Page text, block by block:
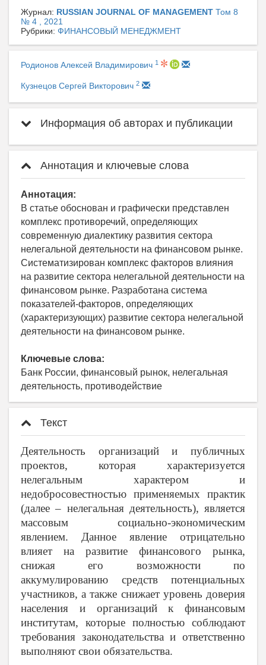
Журнал: RUSSIAN JOURNAL OF MANAGEMENT Том 8
№ 4 , 2021
Рубрики: ФИНАНСОВЫЙ МЕНЕДЖМЕНТ
Родионов Алексей Владимирович 1
Кузнецов Сергей Викторович 2
Информация об авторах и публикации
Аннотация и ключевые слова
Аннотация:
В статье обоснован и графически представлен
комплекс противоречий, определяющих
современную диалектику развития сектора
нелегальной деятельности на финансовом рынке.
Систематизирован комплекс факторов влияния
на развитие сектора нелегальной деятельности на
финансовом рынке. Разработана система
показателей-факторов, определяющих
(характеризующих) развитие сектора нелегальной
деятельности на финансовом рынке.
Ключевые слова:
Банк России, финансовый рынок, нелегальная
деятельность, противодействие
Текст
Деятельность организаций и публичных
проектов, которая характеризуется
нелегальным характером и
недобросовестностью применяемых практик
(далее – нелегальная деятельность), является
массовым социально-экономическим
явлением. Данное явление отрицательно
влияет на развитие финансового рынка,
снижая его возможности по
аккумулированию средств потенциальных
участников, а также снижает уровень доверия
населения и организаций к финансовым
институтам, которые полностью соблюдают
требования законодательства и ответственно
выполняют свои обязательства.